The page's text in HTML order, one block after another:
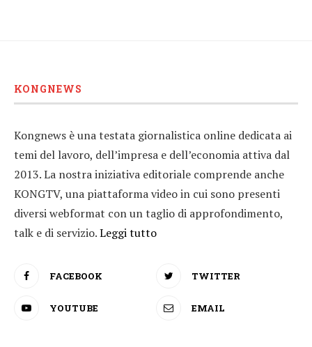
KONGNEWS
Kongnews è una testata giornalistica online dedicata ai
temi del lavoro, dell’impresa e dell’economia attiva dal
2013. La nostra iniziativa editoriale comprende anche
KONGTV, una piattaforma video in cui sono presenti
diversi webformat con un taglio di approfondimento,
talk e di servizio.Leggi tutto
FACEBOOK TWITTER
YOUTUBE EMAIL